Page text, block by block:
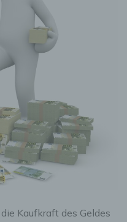
Kaufkraft des Geldes